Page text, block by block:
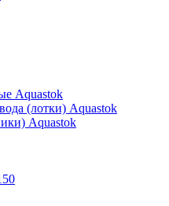
Aquastok
(лотки) Aquastok
Aquastok